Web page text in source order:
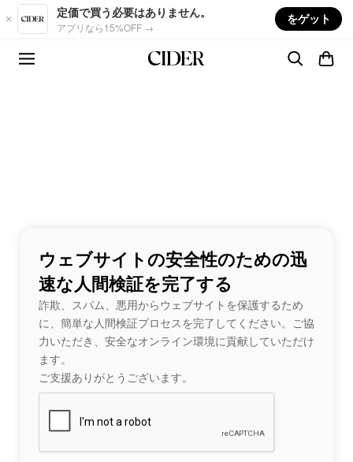
Skip to main content
定価で買う必要はありません。
アプリなら15%OFF →
をゲット
ウェブサイトの安全性のための迅
速な人間検証を完了する
詐欺、スパム、悪用からウェブサイトを保護するため
に、簡単な人間検証プロセスを完了してください。ご協
力いただき、安全なオンライン環境に貢献していただけ
ます。
ご支援ありがとうございます。